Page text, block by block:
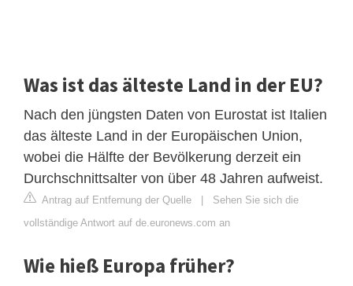
Was ist das älteste Land in der EU?
Nach den jüngsten Daten von Eurostat ist Italien
das älteste Land in der Europäischen Union,
wobei die Hälfte der Bevölkerung derzeit ein
Durchschnittsalter von über 48 Jahren aufweist.
Antrag auf Entfernung der Quelle | Sehen Sie sich die
vollständige Antwort auf de.euronews.com an
Wie hieß Europa früher?